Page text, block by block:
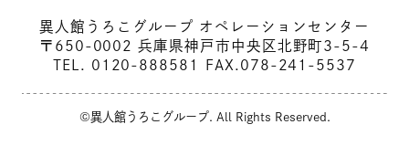
異人館うろこグループ オペレーションセンター
〒650-0002 兵庫県神戸市中央区北野町3-5-4
TEL. 0120-888581 FAX.078-241-5537
©異人館うろこグループ. All Rights Reserved.